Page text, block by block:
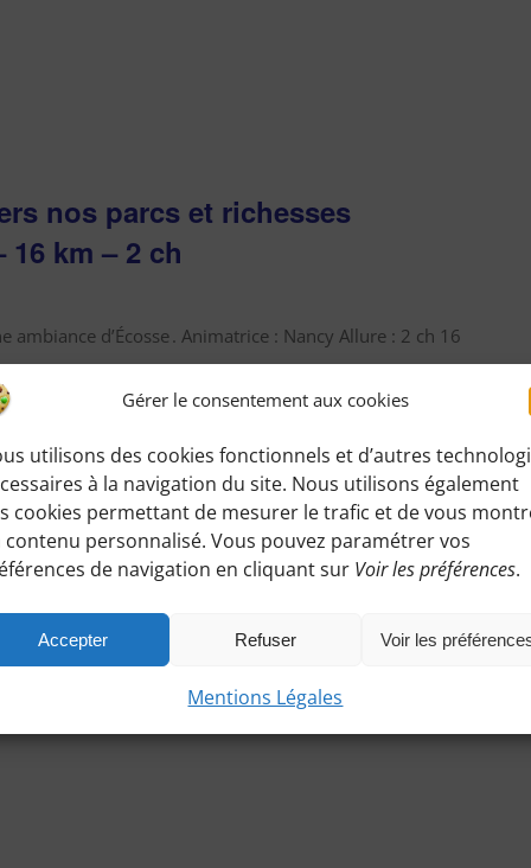
Gérer le consentement aux cookies
utilisons des cookies fonctionnels et d’autres
à la navigation du site. Nous utilisons également
cookies permettant de mesurer le trafic et de vous
contenu personnalisé. Vous pouvez paramétrer vos
de navigation en cliquant sur Voir les préférences.
Accepter Refuser Voir les
Mentions Légales
nos parcs et richesses
km – 2 ch
d’Écosse . Animatrice : Nancy Allure : 2 ch 16
[...]